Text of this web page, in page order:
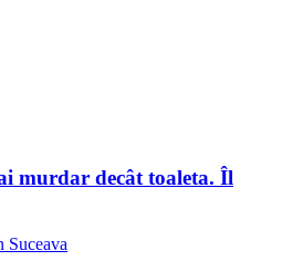
murdar decât toaleta. Îl